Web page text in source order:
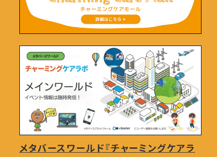
メタバースワールド『チャーミングケアラ